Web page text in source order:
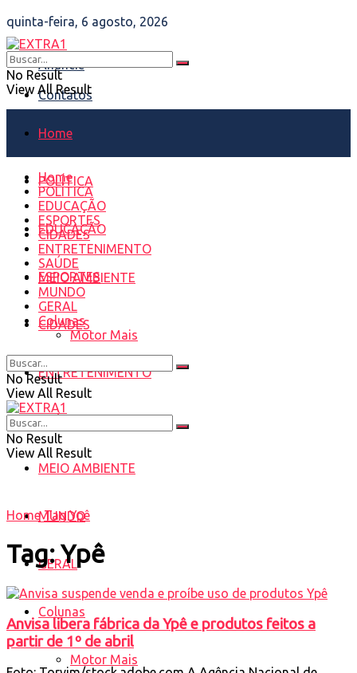
quinta-feira, 6 agosto, 2026
Anuncie
Contatos
No Result
View All Result
Home
POLÍTICA
EDUCAÇÃO
ESPORTES
CIDADES
ENTRETENIMENTO
SAÚDE
MEIO AMBIENTE
MUNDO
GERAL
Colunas
Motor Mais
Home
POLÍTICA
EDUCAÇÃO
ESPORTES
CIDADES
ENTRETENIMENTO
SAÚDE
MEIO AMBIENTE
MUNDO
GERAL
Colunas
Motor Mais
No Result
View All Result
No Result
View All Result
Home Tag Ypê
Tag:Ypê
Anvisa libera fábrica da Ypê e produtos feitos a
partir de 1º de abril